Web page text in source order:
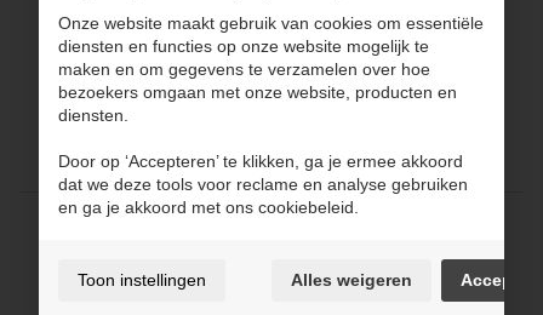
Keukens
Badkamers
Over JPCONCEPT Contact
Cookie voorkeuren
Onze website maakt gebruik van cookies om essentiële
diensten en functies op onze website mogelijk te
maken en om gegevens te verzamelen over hoe
bezoekers omgaan met onze website, producten en
diensten.
Door op ‘Accepteren’ te klikken, ga je ermee akkoord
dat we deze tools voor reclame en analyse gebruiken
en ga je akkoord met ons cookiebeleid.
Toon instellingen Alles weigeren